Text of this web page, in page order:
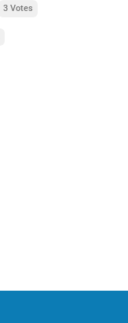
3 Votes